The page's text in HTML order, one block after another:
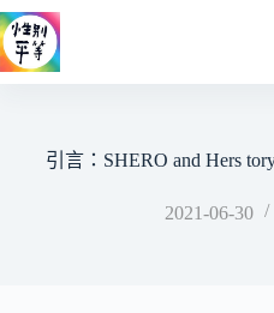
跳
至
主
引言：SHERO and Hers
2021-06-30